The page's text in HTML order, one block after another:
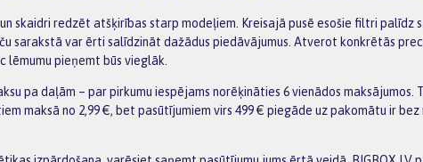
skaidri redzēt atšķirības starp modeļiem. Kreisajā pusē esošie filtri
sarakstā var ērti salīdzināt dažādus piedāvājumus. Atverot konkrētās
lēmumu pieņemt būs vieglāk.
pa daļām – par pirkumu iespējams norēķināties 6 vienādos
maksā no 2,99 €, bet pasūtījumiem virs 499 € piegāde uz pakomātu ir